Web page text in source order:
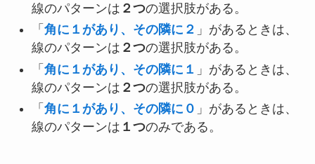
線のパターンは ２つの選択肢がある。
「 角に１があり、その隣に２ 」があるときは、
線のパターンは ２つの選択肢がある。
「 角に１があり、その隣に１ 」があるときは、
線のパターンは ２つの選択肢がある。
「 角に１があり、その隣に０ 」があるときは、
線のパターンは １つのみである。